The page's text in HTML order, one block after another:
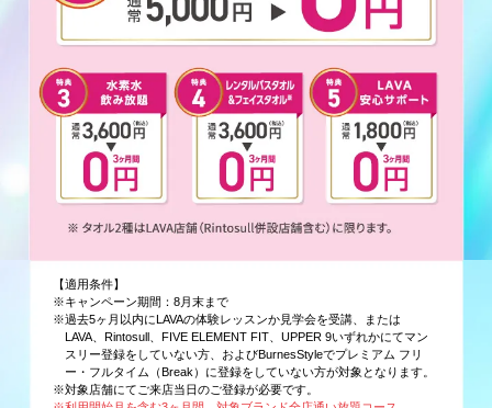
【適用条件】
※キャンペーン期間：8月末まで
※過去5ヶ月以内にLAVAの体験レッスンか見学会を受講、または
LAVA、Rintosull、FIVE ELEMENT FIT、UPPER 9いずれかにてマン
スリー登録をしていない方、およびBurnesStyleでプレミアム フリ
ー・フルタイム（Break）に登録をしていない方が対象となります。
※対象店舗にてご来店当日のご登録が必要です。